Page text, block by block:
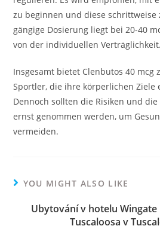
zu beginnen und diese schrittweise
gängige Dosierung liegt bei 20-40
von der individuellen Verträglichkeit.
Insgesamt bietet Clenbutos 40 mcg
Sportler, die ihre körperlichen Ziele
Dennoch sollten die Risiken und
ernst genommen werden, um
vermeiden.
YOU MIGHT ALSO LIKE
Ubytování v hotelu
Tuscaloosa v